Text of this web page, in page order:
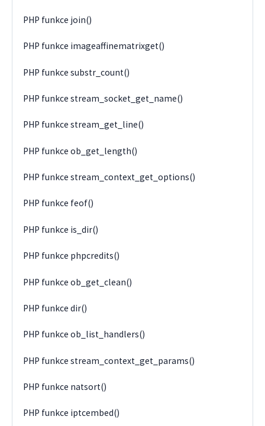
PHP funkce join()
PHP funkce imageaffinematrixget()
PHP funkce substr_count()
PHP funkce stream_socket_get_name()
PHP funkce stream_get_line()
PHP funkce ob_get_length()
PHP funkce stream_context_get_options()
PHP funkce feof()
PHP funkce is_dir()
PHP funkce phpcredits()
PHP funkce ob_get_clean()
PHP funkce dir()
PHP funkce ob_list_handlers()
PHP funkce stream_context_get_params()
PHP funkce natsort()
PHP funkce iptcembed()